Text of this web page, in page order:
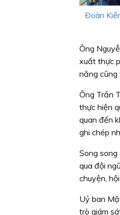
Ðoàn
Ông
xuất thực
năng cũng
Ông Trần
thực hiện
quan đến
ghi chép
Song
qua đội
chuyện,
Uỷ ban
trò giám